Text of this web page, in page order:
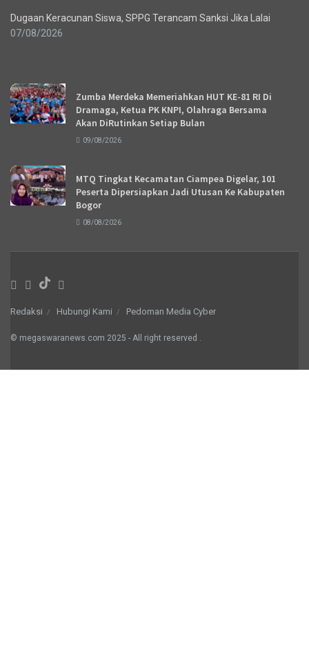
Dugaan Keracunan Siswa, SPPG Terancam Sanksi Jika Lalai
07/08/2026
Zumba Merdeka Memeriahkan HUT KE-81 RI Di
Dramaga, Ketua PK KNPI, Olahraga Bersama
Akan DiRutinkan Setiap Bulan
09/08/2026
MTQ Tingkat Kecamatan Ciampea Digelar, 101
Peserta Dipersiapkan Jadi Utusan Ke Kabupaten
Bogor
08/08/2026
Redaksi Hubungi Kami Pedoman Media Cyber
© megaswaranews.com 2025 - All right reserved .